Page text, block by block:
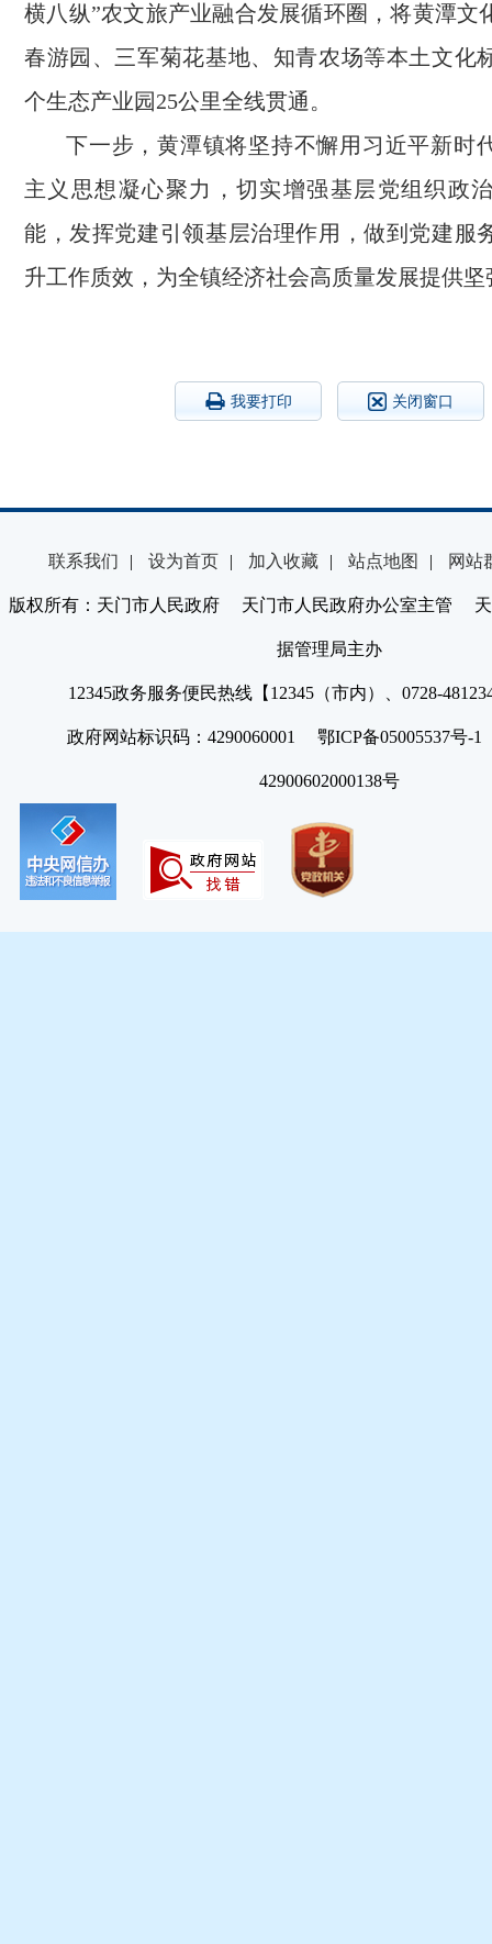
横八纵”农文旅产业融合发展循环圈，将黄潭文
春游园、三军菊花基地、知青农场等本土文化
个生态产业园25公里全线贯通。
下一步，黄潭镇将坚持不懈用习近平新时
主义思想凝心聚力，切实增强基层党组织政
能，发挥党建引领基层治理作用，做到党建服
升工作质效，为全镇经济社会高质量发展提供
我要打印 关闭窗口
联系我们 | 设为首页 | 加入收藏 | 站点地图 | 网站
版权所有：天门市人民政府 天门市人民政府办公室主管 天
据管理局主办
12345政务服务便民热线【12345（市内）、0728-
政府网站标识码：4290060001 鄂ICP备05005537号
42900602000138号